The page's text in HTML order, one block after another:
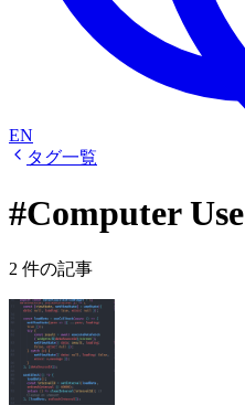
EN
タグ一覧
#Computer Use
2 件の記事